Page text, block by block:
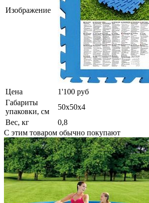
Изображение
Цена 1'100 руб
Габариты
упаковки, см
50х50х4
Вес, кг
0,8
С этим товаром обычно покупают